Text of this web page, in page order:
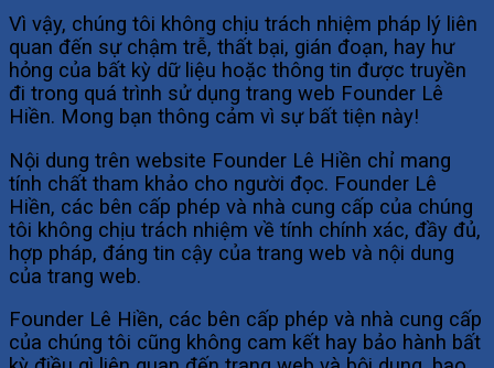
Vì vậy, chúng tôi không chịu trách nhiệm pháp lý liên
quan đến sự chậm trễ, thất bại, gián đoạn, hay hư
hỏng của bất kỳ dữ liệu hoặc thông tin được truyền
đi trong quá trình sử dụng trang web Founder Lê
Hiền. Mong bạn thông cảm vì sự bất tiện này!
Nội dung trên website Founder Lê Hiền chỉ mang
tính chất tham khảo cho người đọc. Founder Lê
Hiền, các bên cấp phép và nhà cung cấp của chúng
tôi không chịu trách nhiệm về tính chính xác, đầy đủ,
hợp pháp, đáng tin cậy của trang web và nội dung
của trang web.
Founder Lê Hiền, các bên cấp phép và nhà cung cấp
của chúng tôi cũng không cam kết hay bảo hành bất